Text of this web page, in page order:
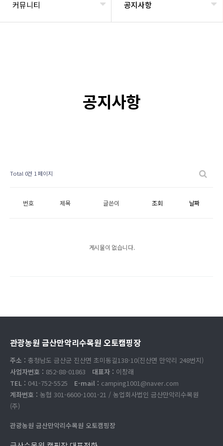
커뮤니티 공지사항
공지사항
Total 0건 1 페이지
번호 제목 글쓴이 조회 날짜
게시물이 없습니다.
관광농원 금산만악리수목원 오토캠핑장
주소 : 충청남도 금산군 진산면 초미동길138-10(진산면 만악리 248번지)
사업자번호 : 852-88-01863 대표자 : 이창래
TEL : 041-752-5525 E-mail : camping1001@naver.com
계좌번호 : 농협 301-6600-1001-21 / 농업회사법인 금산만악리수목원
(주)
관광농원 금산만악리수목원 오토캠핑장